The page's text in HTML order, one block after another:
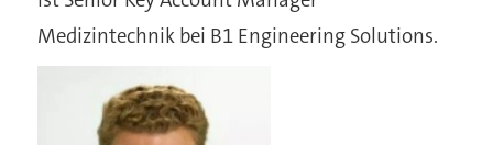
Medizintechnik bei B1 Engineering Solutions.